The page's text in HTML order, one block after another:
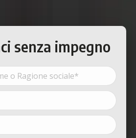
senza impegno